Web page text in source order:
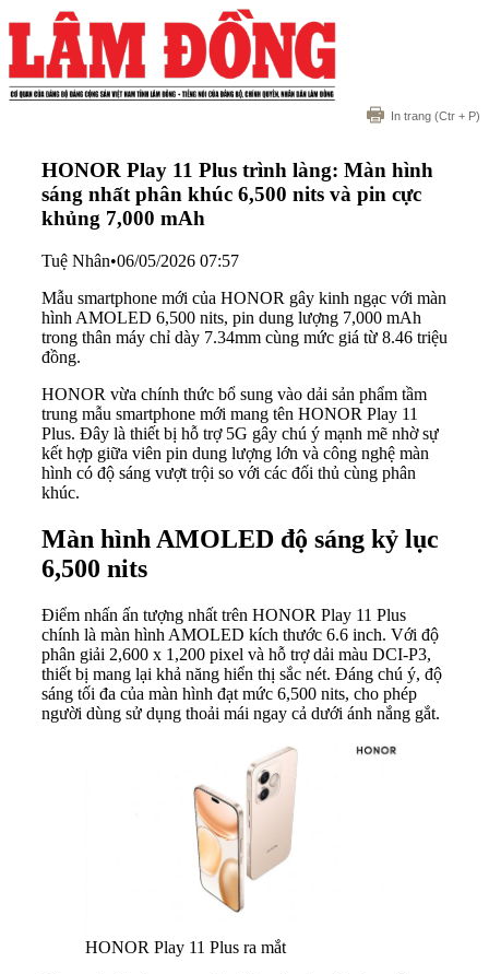
In trang (Ctr + P)
HONOR Play 11 Plus trình làng: Màn hình
sáng nhất phân khúc 6,500 nits và pin cực
khủng 7,000 mAh
Tuệ Nhân•06/05/2026 07:57
Mẫu smartphone mới của HONOR gây kinh ngạc với màn
hình AMOLED 6,500 nits, pin dung lượng 7,000 mAh
trong thân máy chỉ dày 7.34mm cùng mức giá từ 8.46 triệu
đồng.
HONOR vừa chính thức bổ sung vào dải sản phẩm tầm
trung mẫu smartphone mới mang tên HONOR Play 11
Plus. Đây là thiết bị hỗ trợ 5G gây chú ý mạnh mẽ nhờ sự
kết hợp giữa viên pin dung lượng lớn và công nghệ màn
hình có độ sáng vượt trội so với các đối thủ cùng phân
khúc.
Màn hình AMOLED độ sáng kỷ lục
6,500 nits
Điểm nhấn ấn tượng nhất trên HONOR Play 11 Plus
chính là màn hình AMOLED kích thước 6.6 inch. Với độ
phân giải 2,600 x 1,200 pixel và hỗ trợ dải màu DCI-P3,
thiết bị mang lại khả năng hiển thị sắc nét. Đáng chú ý, độ
sáng tối đa của màn hình đạt mức 6,500 nits, cho phép
người dùng sử dụng thoải mái ngay cả dưới ánh nắng gắt.
HONOR Play 11 Plus ra mắt